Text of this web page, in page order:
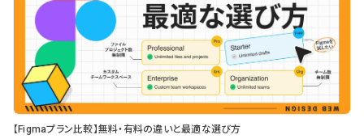
【Figmaプラン比較】無料・有料の違いと最適な選び方